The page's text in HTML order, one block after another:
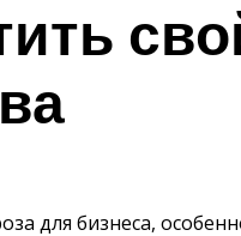
для бизнеса,